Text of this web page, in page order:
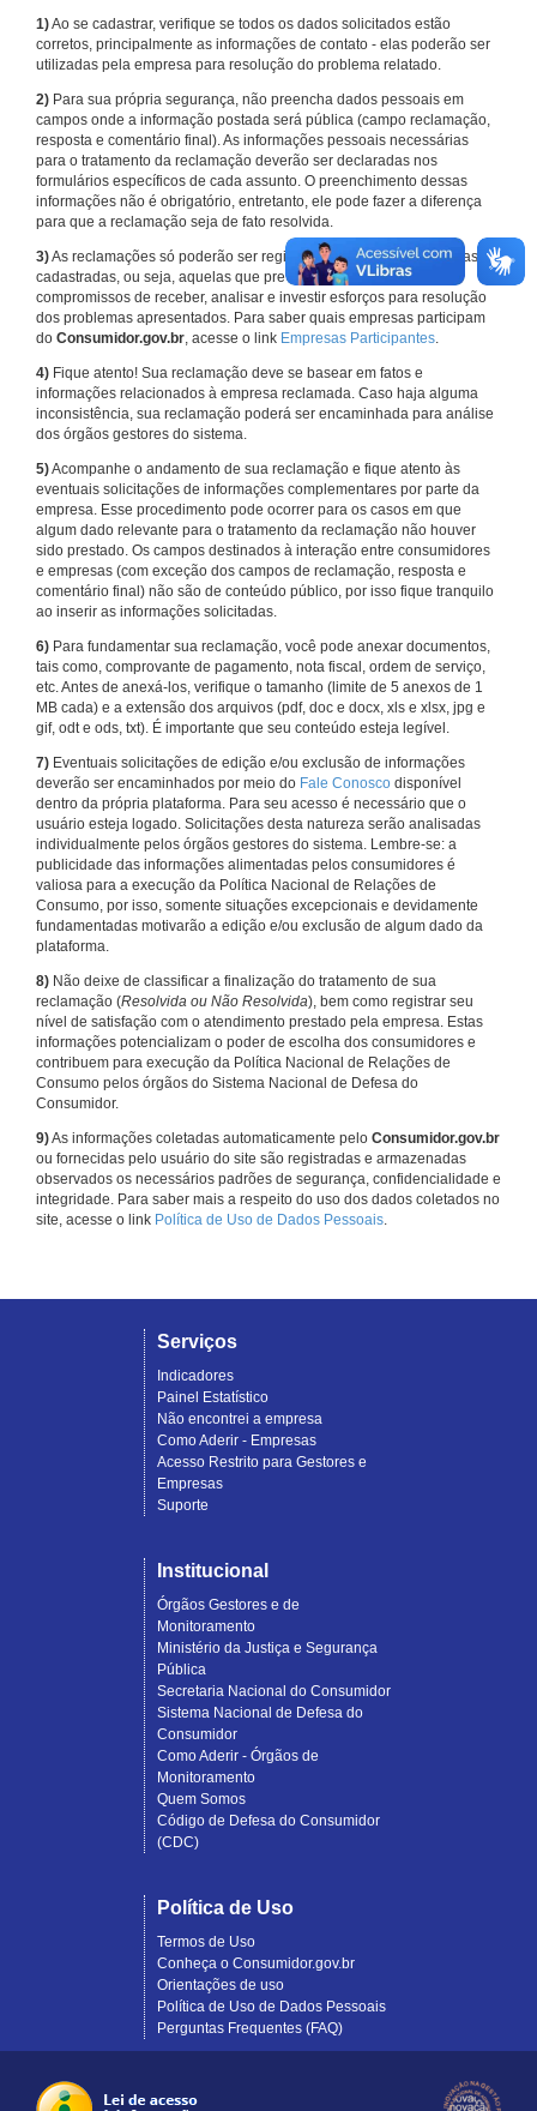
1)Ao se cadastrar, verifique se todos os dados solicitados estão
corretos, principalmente as informações de contato - elas poderão ser
utilizadas pela empresa para resolução do problema relatado.
2) Para sua própria segurança, não preencha dados pessoais em
campos onde a informação postada será pública (campo reclamação,
resposta e comentário final). As informações pessoais necessárias
para o tratamento da reclamação deverão ser declaradas nos
formulários específicos de cada assunto. O preenchimento dessas
informações não é obrigatório, entretanto, ele pode fazer a diferença
para que a reclamação seja de fato resolvida.
3)As reclamações só poderão ser registradas em face de empresas
cadastradas, ou seja, aquelas que previamente assumiram
compromissos de receber, analisar e investir esforços para resolução
dos problemas apresentados. Para saber quais empresas participam
do Consumidor.gov.br, acesse o link Empresas Participantes.
4) Fique atento! Sua reclamação deve se basear em fatos e
informações relacionados à empresa reclamada. Caso haja alguma
inconsistência, sua reclamação poderá ser encaminhada para análise
dos órgãos gestores do sistema.
5)Acompanhe o andamento de sua reclamação e fique atento às
eventuais solicitações de informações complementares por parte da
empresa. Esse procedimento pode ocorrer para os casos em que
algum dado relevante para o tratamento da reclamação não houver
sido prestado. Os campos destinados à interação entre consumidores
e empresas (com exceção dos campos de reclamação, resposta e
comentário final) não são de conteúdo público, por isso fique tranquilo
ao inserir as informações solicitadas.
6) Para fundamentar sua reclamação, você pode anexar documentos,
tais como, comprovante de pagamento, nota fiscal, ordem de serviço,
etc. Antes de anexá-los, verifique o tamanho (limite de 5 anexos de 1
MB cada) e a extensão dos arquivos (pdf, doc e docx, xls e xlsx, jpg e
gif, odt e ods, txt). É importante que seu conteúdo esteja legível.
7) Eventuais solicitações de edição e/ou exclusão de informações
deverão ser encaminhados por meio do Fale Conosco disponível
dentro da própria plataforma. Para seu acesso é necessário que o
usuário esteja logado. Solicitações desta natureza serão analisadas
individualmente pelos órgãos gestores do sistema. Lembre-se: a
publicidade das informações alimentadas pelos consumidores é
valiosa para a execução da Política Nacional de Relações de
Consumo, por isso, somente situações excepcionais e devidamente
fundamentadas motivarão a edição e/ou exclusão de algum dado da
plataforma.
8) Não deixe de classificar a finalização do tratamento de sua
reclamação (Resolvida ou Não Resolvida), bem como registrar seu
nível de satisfação com o atendimento prestado pela empresa. Estas
informações potencializam o poder de escolha dos consumidores e
contribuem para execução da Política Nacional de Relações de
Consumo pelos órgãos do Sistema Nacional de Defesa do
Consumidor.
9)As informações coletadas automaticamente pelo Consumidor.gov.br
ou fornecidas pelo usuário do site são registradas e armazenadas
observados os necessários padrões de segurança, confidencialidade e
integridade. Para saber mais a respeito do uso dos dados coletados no
site, acesse o link Política de Uso de Dados Pessoais.
Serviços
Indicadores
Painel Estatístico
Não encontrei a empresa
Como Aderir - Empresas
Acesso Restrito para Gestores e
Empresas
Suporte
Institucional
Órgãos Gestores e de
Monitoramento
Ministério da Justiça e Segurança
Pública
Secretaria Nacional do Consumidor
Sistema Nacional de Defesa do
Consumidor
Como Aderir - Órgãos de
Monitoramento
Quem Somos
Código de Defesa do Consumidor
(CDC)
Política de Uso
Termos de Uso
Conheça o Consumidor.gov.br
Orientações de uso
Política de Uso de Dados Pessoais
Perguntas Frequentes (FAQ)